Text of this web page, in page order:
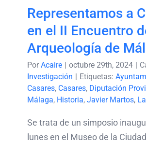
Representamos a
en el II Encuentro
Arqueología de
PorAcaire | octubre 29th, 2024 |
Investigación | Etiquetas:
Casares, Casares, Diputación
Málaga, Historia, Javier Martos,
Se trata de un simposio
lunes en el Museo de la